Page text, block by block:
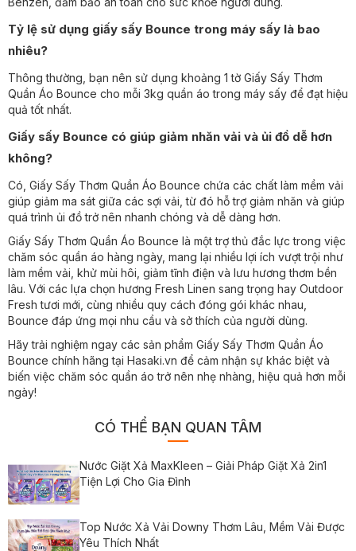
Tỷ lệ sử dụng giấy sấy Bounce trong máy sấy là bao
nhiêu?
Thông thường, bạn nên sử dụng khoảng 1 tờ Giấy Sấy Thơm
Quần Áo Bounce cho mỗi 3kg quần áo trong máy sấy để đạt hiệu
quả tốt nhất.
Giấy sấy Bounce có giúp giảm nhăn vải và ủi đồ dễ hơn
không?
Có, Giấy Sấy Thơm Quần Áo Bounce chứa các chất làm mềm vải
giúp giảm ma sát giữa các sợi vải, từ đó hỗ trợ giảm nhăn và giúp
quá trình ủi đồ trở nên nhanh chóng và dễ dàng hơn.
Giấy Sấy Thơm Quần Áo Bounce là một trợ thủ đắc lực trong việc
chăm sóc quần áo hàng ngày, mang lại nhiều lợi ích vượt trội như
làm mềm vải, khử mùi hôi, giảm tĩnh điện và lưu hương thơm bền
lâu. Với các lựa chọn hương Fresh Linen sang trọng hay Outdoor
Fresh tươi mới, cùng nhiều quy cách đóng gói khác nhau,
Bounce đáp ứng mọi nhu cầu và sở thích của người dùng.
Hãy trải nghiệm ngay các sản phẩm Giấy Sấy Thơm Quần Áo
Bounce chính hãng tại Hasaki.vn để cảm nhận sự khác biệt và
biến việc chăm sóc quần áo trở nên nhẹ nhàng, hiệu quả hơn mỗi
ngày!
CÓ THỂ BẠN QUAN TÂM
Nước Giặt Xả MaxKleen – Giải Pháp Giặt Xả 2in1
Tiện Lợi Cho Gia Đình
Top Nước Xả Vải Downy Thơm Lâu, Mềm Vải Được
Yêu Thích Nhất